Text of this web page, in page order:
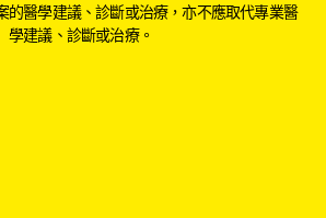
的醫學建議、診斷或治療，亦不應取代專業醫
學建議、診斷或治療。